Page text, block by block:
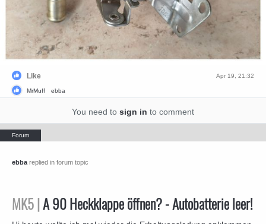
Apr 19, 21:32
Like
MrMuff ebba
You need to sign in to comment
ebba replied in forum topic
MK5 |A 90 Heckklappe öffnen? - Autobatterie leer!